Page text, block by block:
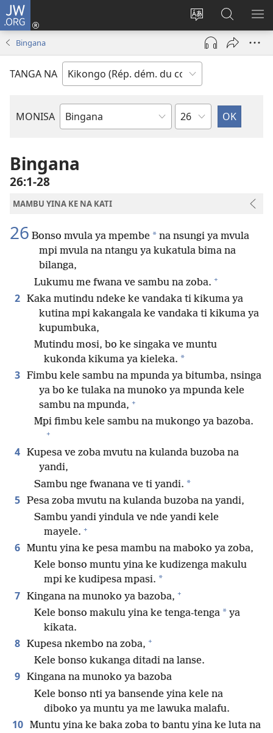
JW.ORG
Soba
ndinga
ya
site
yai
Kukota
(ke
kangula
ya
mpa)
Kusosa
na
JW.ORG
Bingana
TANGA NA
MONISA
Mikanda
Kapu
Bingana
26:1-28
MAMBU YINA KE NA KATI
26 Bonso mvula ya mpembe * na nsungi ya mvula
mpi mvula na ntangu ya kukatula bima na
bilanga,
Lukumu me fwana ve sambu na zoba. +
2 Kaka mutindu ndeke ke vandaka ti kikuma ya
kutina mpi kakangala ke vandaka ti kikuma ya
kupumbuka,
Mutindu mosi, bo ke singaka ve muntu
kukonda kikuma ya kieleka. *
3 Fimbu kele sambu na mpunda ya bitumba, nsinga
ya bo ke tulaka na munoko ya mpunda kele
sambu na mpunda, +
Mpi fimbu kele sambu na mukongo ya bazoba.
+
4 Kupesa ve zoba mvutu na kulanda buzoba na
yandi,
Sambu nge fwanana ve ti yandi. *
5 Pesa zoba mvutu na kulanda buzoba na yandi,
Sambu yandi yindula ve nde yandi kele
mayele. +
6 Muntu yina ke pesa mambu na maboko ya zoba,
Kele bonso muntu yina ke kudizenga makulu
mpi ke kudipesa mpasi. *
7 Kingana na munoko ya bazoba, +
Kele bonso makulu yina ke tenga-tenga * ya
kikata.
8 Kupesa nkembo na zoba, +
Kele bonso kukanga ditadi na lanse.
9 Kingana na munoko ya bazoba
Kele bonso nti ya bansende yina kele na
diboko ya muntu ya me lawuka malafu.
10 Muntu yina ke baka zoba to bantu yina ke luta na